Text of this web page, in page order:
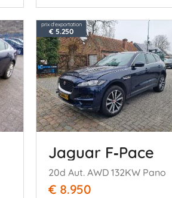
prix d'exportation
€ 5.250
Jaguar F‑Pace
20d Aut. AWD 132KW Pano
€ 8.950